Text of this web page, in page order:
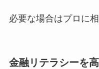
必要な場合はプロに
金融リテラシーを